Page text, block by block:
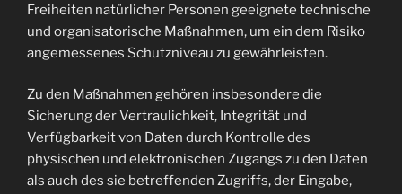
Freiheiten natürlicher Personen geeignete technische
und organisatorische Maßnahmen, um ein dem Risiko
angemessenes Schutzniveau zu gewährleisten.
Zu den Maßnahmen gehören insbesondere die
Sicherung der Vertraulichkeit, Integrität und
Verfügbarkeit von Daten durch Kontrolle des
physischen und elektronischen Zugangs zu den Daten
als auch des sie betreffenden Zugriffs, der Eingabe,